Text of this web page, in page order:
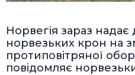
Норвегія зараз надає
норвезьких крон на
протиповітряної
повідомляє